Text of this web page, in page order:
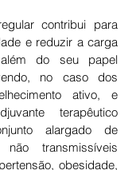
contribui para
e reduzir a carga
do seu papel
no caso dos
ativo, e
terapêutico
alargado de
transmissíveis
obesidade,